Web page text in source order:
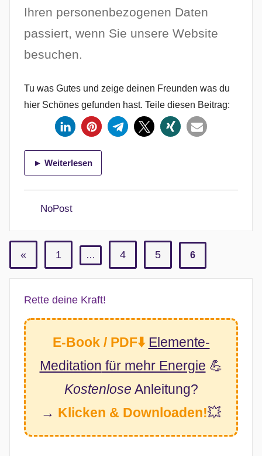
Ihren personenbezogenen Daten
passiert, wenn Sie unsere Website
besuchen.
Tu was Gutes und zeige deinen Freunden was du
hier Schönes gefunden hast. Teile diesen Beitrag:
► Weiterlesen
NoPost
Seitennummerierung
der
Beiträge
« Vorherige
Beiträge
1 … 4 5 6
Rette deine Kraft!
E-Book / PDF⬇️ Elemente-
Meditation für mehr Energie 💪
Kostenlose Anleitung?
→ Klicken & Downloaden!💥